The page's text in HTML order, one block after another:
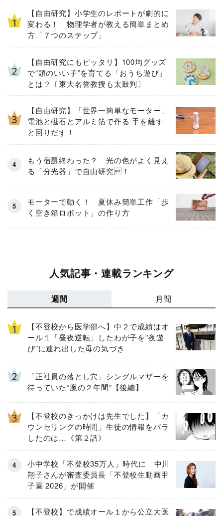
【自由研究】小学生のレポートが劇的に
変わる！ 物理学者が教える簡単まとめ
方「７つのステップ」
【自由研究にもピッタリ】100均グッズ
で“頭のいい子”を育てる「おうち遊び」
とは？〔東大名誉教授も太鼓判〕
【自由研究】「世界一簡単なモーター」
電池と磁石とアルミ箔で作る 手を離す
と回りだす！
もう宿題終わった？ 光の色がよく見え
る「分光器」で自由研究！
モーターで動く！ 夏休み簡単工作「歩
く空き箱ロボット」の作り方
人気記事・連載ランキング
週間 月間
【不登校から医学部へ】中２で成績はオ
ール１「昼夜逆転」したわが子を”夜遊
び”に連れ出した母の気づき
「正社員の落とし穴」シングルマザーを
待っていた“魔の２年間”【後編】
【不登校のきっかけは先生でした】「カ
ウンセリングの時間」生徒の情報をバラ
したのは…《第２話》
小中学校「不登校35万人」時代に 中川
翔子さんが審査委員長「不登校生動画甲
子園 2026」が開催
【不登校】で成績オール１から公立大医